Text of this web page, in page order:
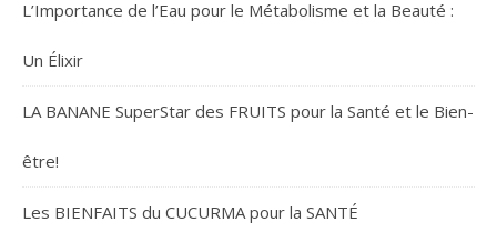
L’Importance de l’Eau pour le Métabolisme et la Beauté :
Un Élixir
LA BANANE SuperStar des FRUITS pour la Santé et le Bien-
être!
Les BIENFAITS du CUCURMA pour la SANTÉ